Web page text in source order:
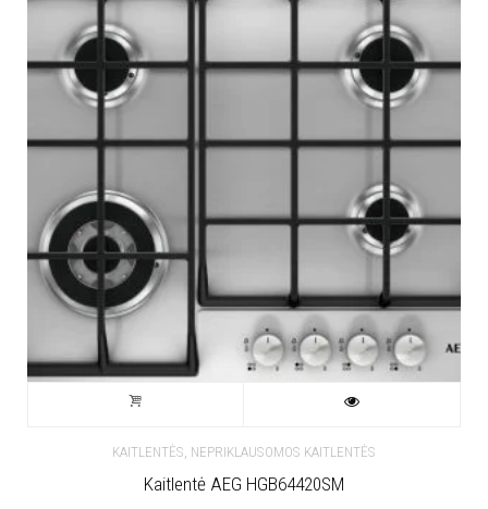
KAITLENTĖS NEPRIKLAUSOMOS KAITLENTĖS
Kaitlentė AEG HGB64420SM